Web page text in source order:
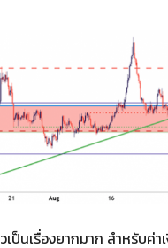
ป็นเรื่องยากมาก สำหรับค่า